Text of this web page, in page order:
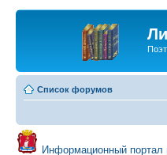
Список форумов
Информационный портал